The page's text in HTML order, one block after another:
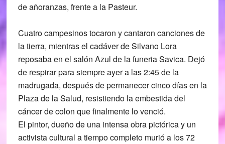
de añoranzas, frente a la Pasteur.
Cuatro campesinos tocaron y cantaron canciones de
la tierra, mientras el cadáver de Silvano Lora
reposaba en el salón Azul de la funeria Savica. Dejó
de respirar para siempre ayer a las 2:45 de la
madrugada, después de permanecer cinco días en la
Plaza de la Salud, resistiendo la embestida del
cáncer de colon que finalmente lo venció.
El pintor, dueño de una intensa obra pictórica y un
activista cultural a tiempo completo murió a los 72